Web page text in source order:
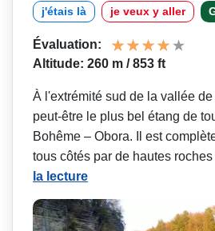
j'étais là je veux y aller
Évaluation:
Altitude: 260 m / 853 ft
À l'extrémité sud de la vallée
peut-être le plus bel étang de
Bohême – Obora. Il est
tous côtés par de hautes roches
la lecture